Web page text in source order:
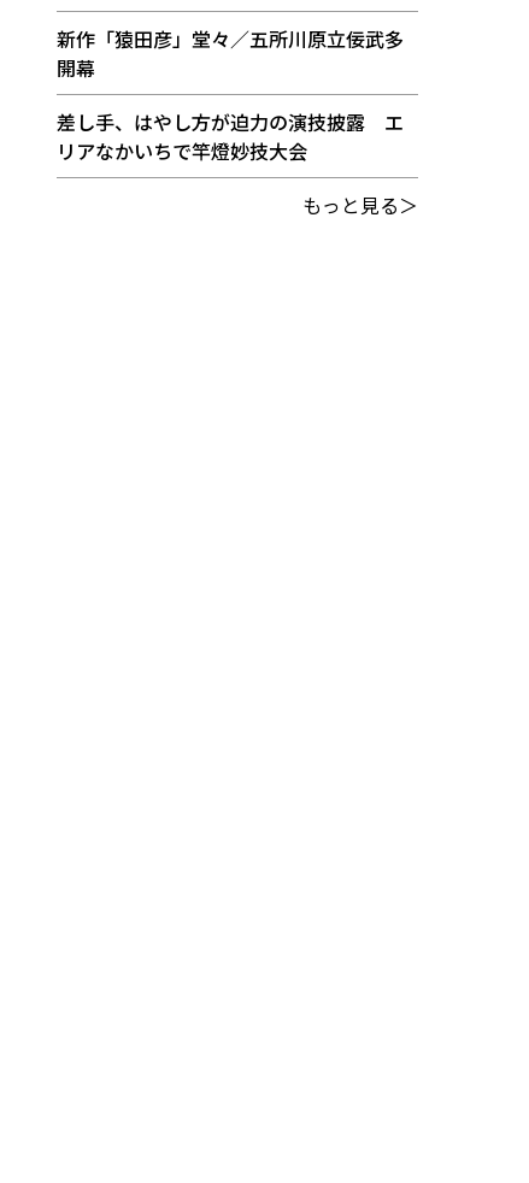
新作「猿田彦」堂々／五所川原立佞武多
開幕
差し手、はやし方が迫力の演技披露 エ
リアなかいちで竿燈妙技大会
もっと見る＞